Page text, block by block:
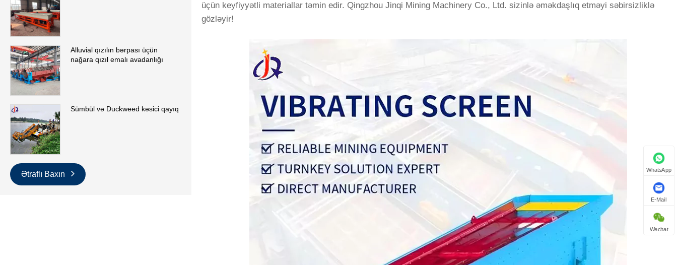
Alluvial qızılın bərpası üçün
nağara qızıl emalı avadanlığı
Sümbül və Duckweed kəsici qayıq
Ətraflı Baxın
üçün keyfiyyətli materiallar təmin edir. Qingzhou Jinqi Mining Machinery Co., Ltd. sizinlə əməkdaşlıq etməyi səbirsizliklə
gözləyir!
WhatsApp
E-Mail
Wechat